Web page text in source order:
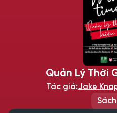
Quản Lý Thời
Tác giả:Jake